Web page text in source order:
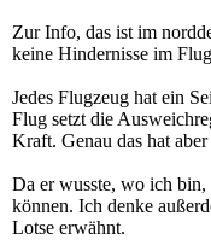
Zur Info, das ist im
keine Hindernisse im
Jedes Flugzeug hat ein
Flug setzt die
Kraft. Genau das hat
Da er wusste, wo ich
können. Ich denke
Lotse erwähnt.